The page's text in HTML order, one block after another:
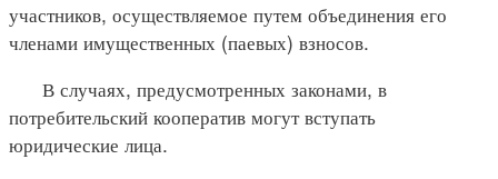
участников, осуществляемое путем объединения его
членами имущественных (паевых) взносов.
В случаях, предусмотренных законами, в
потребительский кооператив могут вступать
юридические лица.